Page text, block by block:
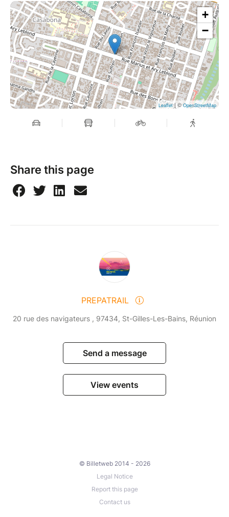
+
−
Leaflet| ©OpenStreetMap
Share this page
PREPATRAIL
20 rue des navigateurs , 97434, St-Gilles-Les-Bains, Réunion
Send a message
View events
© Billetweb 2014 - 2026
Legal Notice
Report this page
Contact us